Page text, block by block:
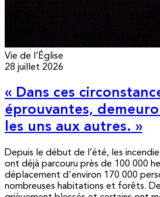
Vie de l’Église
28 juillet 2026
« Dans ces
éprouvantes,
les uns aux autres. »
Depuis le début de l’été, les
ont déjà parcouru près de 100 000
déplacement d'environ 170 000
nombreuses habitations et forêts.